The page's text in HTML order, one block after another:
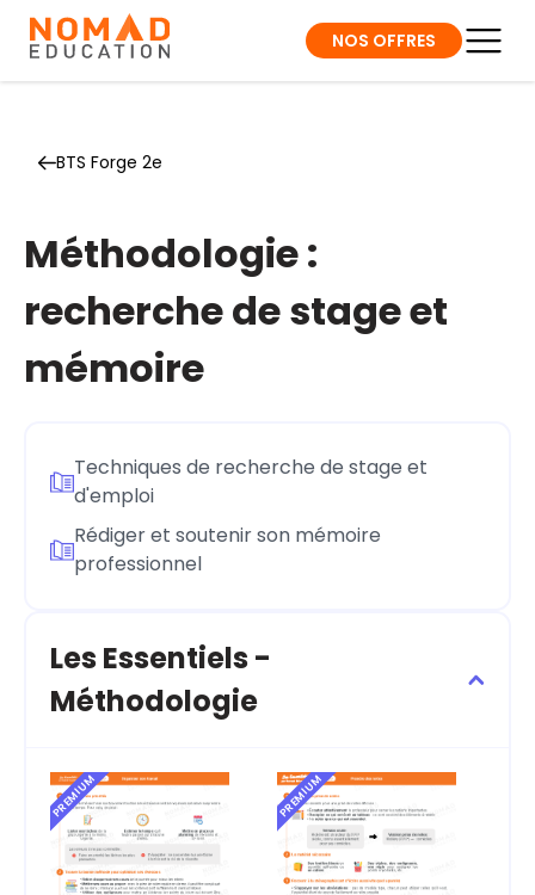
NOS OFFRES
BTS Forge 2e
Méthodologie :
recherche de stage et
mémoire
Techniques de recherche de stage et
d'emploi
Rédiger et soutenir son mémoire
professionnel
Les Essentiels -
Méthodologie
PREMIUM PREMIUM